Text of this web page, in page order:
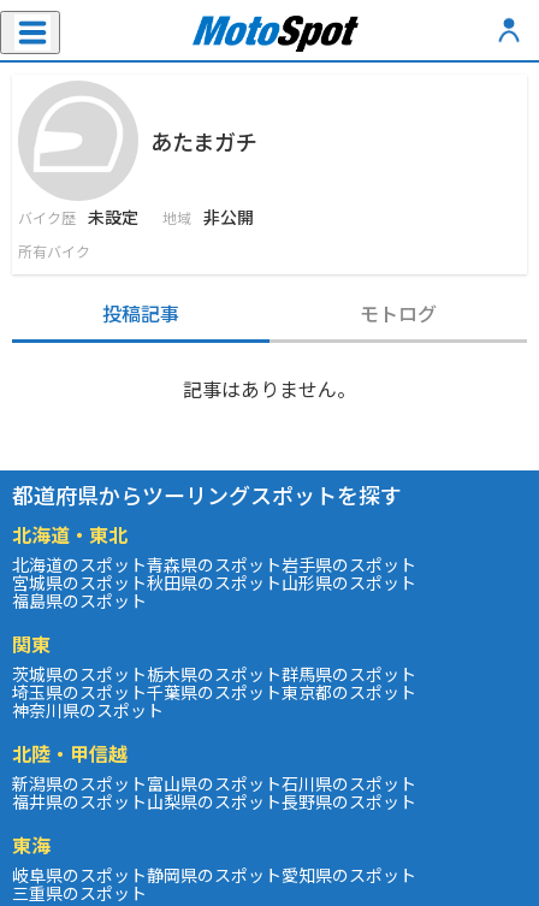
あたまガチ
バイク歴 未設定 地域 非公開
所有バイク
投稿記事 モトログ
記事はありません。
都道府県からツーリングスポットを探す
北海道・東北
北海道のスポット青森県のスポット岩手県のスポット
宮城県のスポット秋田県のスポット山形県のスポット
福島県のスポット
関東
茨城県のスポット栃木県のスポット群馬県のスポット
埼玉県のスポット千葉県のスポット東京都のスポット
神奈川県のスポット
北陸・甲信越
新潟県のスポット富山県のスポット石川県のスポット
福井県のスポット山梨県のスポット長野県のスポット
東海
岐阜県のスポット静岡県のスポット愛知県のスポット
三重県のスポット